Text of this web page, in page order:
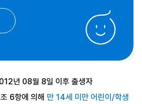
년 08월 8일 이후 출생자
6항에 의해 만 14세 미만 어린이/학생